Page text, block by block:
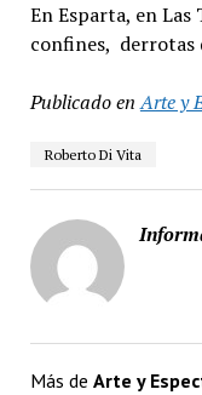
En Esparta, en
confines, derrotas
Publicado en Arte y
Roberto Di Vita
Más de Arte y